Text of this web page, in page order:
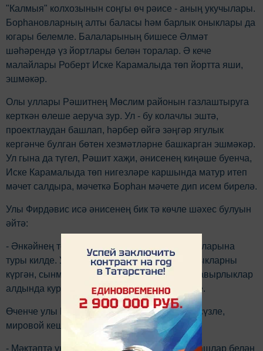
"Калмыя" колхозынын соңгы өч рәисе - аның укучылары.
Борһановларның алты баласы hәм барлык оныклары да
югары белемле. Балаларының бишесе Әлмәт
шәhәрендә үз йортлары белән торалар. Ә кече
малайлары Роберт Иске Карамалыда төп йортта яши,
эшмәкәр.
Олы уллары Рәшитнең Мөслим районын газлаштыруга
керткән өлеше аеруча зур. Ул - бу колачлы эштә,
проектлаудан башлап, hәрбер өйгә зәңгәр ягулык
кергәнче булган бөтен хезмәтләрне башкарган эшмәкәр.
Ул гына да түгел, Рәшит хаҗи, әнисенең киңәше буенча,
Иске Карамалыда төп нигезләре каршында матур итеп
мәчет салдыра, мәчеткә Борhан мәчете дип исем бирелә.
Улы Фирдәвис исә әнисенең бик тә көчле шәхес булуын
әйтә:
- Әнкәйнең тормышы ил тарихының авыр елларына
туры килде. Ул утны-суны кичкән, күп авырлыкларны
күргән, сынмаган, сыгылмаган. Әнкәй мине авырлыклар
алдында курыкмаска, көчле булырга өйрәтте.
Өченче улы Рафаэль әнкәсен зирәк тапкыр сүзле,
мировой кеше иде дип бәяли:
- Мәктәптә укыганда, иртәрәк барып, классташлар белән